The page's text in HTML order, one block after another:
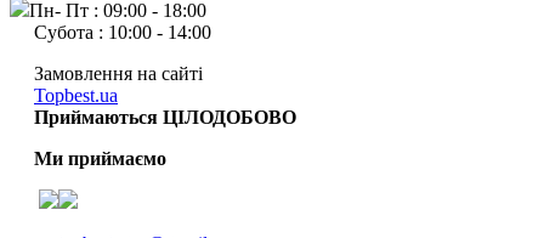
Пн- Пт : 09:00 - 18:00
Субота : 10:00 - 14:00
Замовлення на сайті
Topbest.ua
Приймаються ЦІЛОДОБОВО
Ми приймаємо